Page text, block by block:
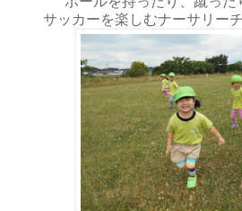
サッカーを楽しむナーサリー